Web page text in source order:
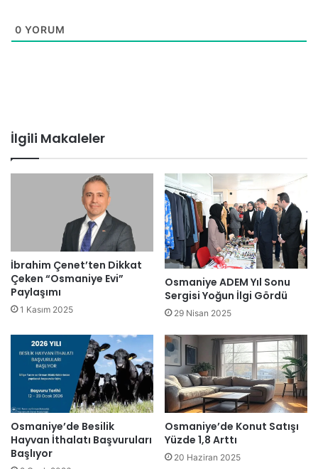
0 YORUM
İlgili Makaleler
İbrahim Çenet’ten Dikkat
Çeken “Osmaniye Evi”
Paylaşımı
1 Kasım 2025
Osmaniye ADEM Yıl Sonu
Sergisi Yoğun İlgi Gördü
29 Nisan 2025
Osmaniye’de Besilik
Hayvan İthalatı Başvuruları
Başlıyor
Osmaniye’de Konut Satışı
Yüzde 1,8 Arttı
20 Haziran 2025